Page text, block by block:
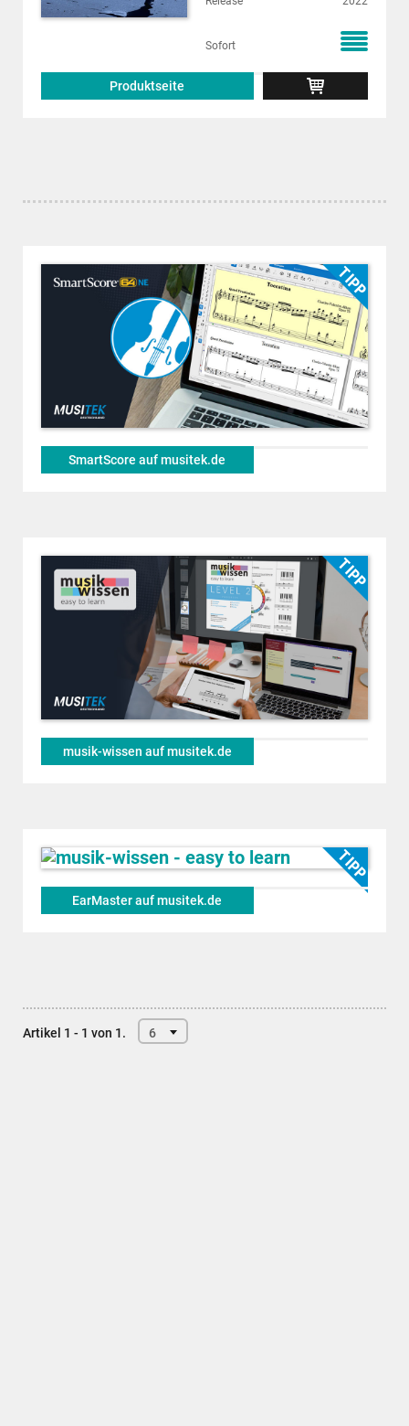
Sofort
Produktseite
SmartScore auf musitek.de
musik-wissen auf musitek.de
EarMaster auf musitek.de
Artikel 1 - 1 von 1. 6